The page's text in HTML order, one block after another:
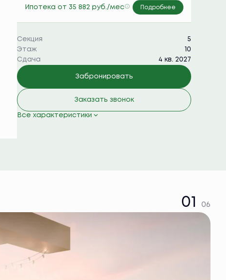
Ипотека от 35 882 руб./мес Подробнее
Секция
5
Этаж
10
Сдача
4 кв. 2027
Забронировать
Заказать звонок
Все характеристики
01 06